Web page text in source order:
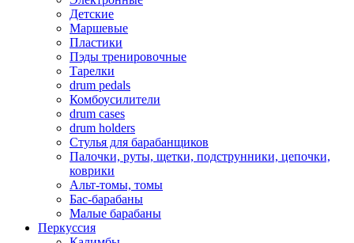
Детские
Маршевые
Пластики
Пэды тренировочные
Тарелки
drum pedals
Комбоусилители
drum cases
drum holders
Стулья для барабанщиков
Палочки, руты, щетки, подструнники, цепочки,
коврики
Альт-томы, томы
Бас-барабаны
Малые барабаны
Перкуссия